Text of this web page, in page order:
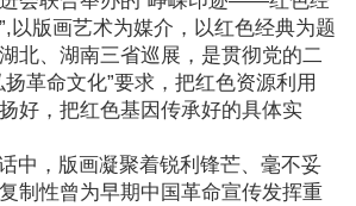
以版画艺术为媒介，以红色经典为题
北、湖南三省巡展，是贯彻党的二
革命文化”要求，把红色资源利用
好，把红色基因传承好的具体实
中，版画凝聚着锐利锋芒、毫不妥
制性曾为早期中国革命宣传发挥重